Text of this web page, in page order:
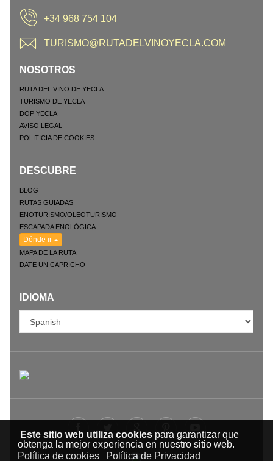
Este sitio web utiliza cookiespara garantizar que
obtenga la mejor experiencia en nuestro sitio web.
Política de cookies
Política de Privacidad
+34 968 754 104
TURISMO@RUTADELVINOYECLA.COM
NOSOTROS
RUTA DEL VINO DE YECLA
TURISMO DE YECLA
DOP YECLA
AVISO LEGAL
POLITICIA DE COOKIES
DESCUBRE
BLOG
RUTAS GUIADAS
ENOTURISMO/OLEOTURISMO
ESCAPADA ENOLÓGICA
Dónde ir
MAPA DE LA RUTA
DATE UN CAPRICHO
IDIOMA